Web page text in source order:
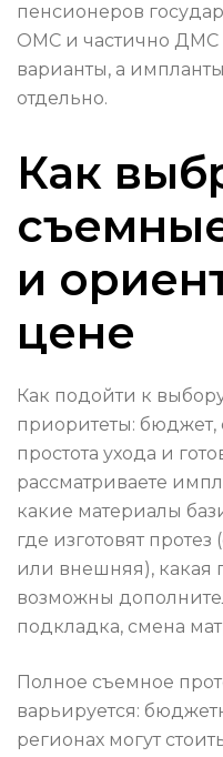
пенсионеров
ОМС и частично ДМС
варианты, а
отдельно.
Как
и
цене
Как подойти к
приоритеты: бюджет,
простота ухода и
рассматриваете
какие материалы
где изготовят
или внешняя), какая
возможны
подкладка, смена
Полное съемное
варьируется:
регионах могут